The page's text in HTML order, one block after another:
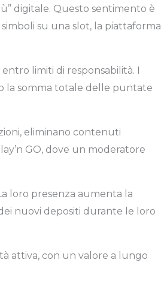
digitale. Questo sentimento è
su una slot, la piattaforma
limiti di responsabilità. I
la somma totale delle puntate
eliminano contenuti
GO, dove un moderatore
loro presenza aumenta la
nuovi depositi durante le loro
attiva, con un valore a lungo